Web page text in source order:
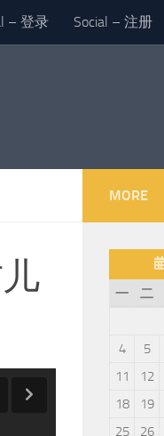
– 登录 Social – 注册
MORE
一
二
4
5
11
12
18
19
25
26